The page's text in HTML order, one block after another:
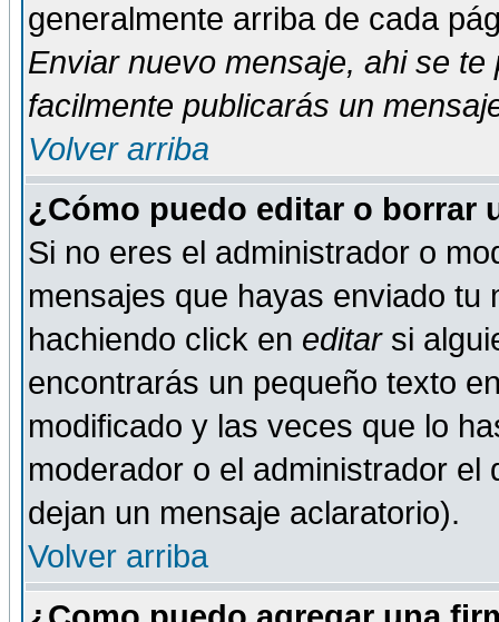
generalmente arriba de cada
Enviar nuevo mensaje, ahi se te
facilmente publicarás un
Volver arriba
¿Cómo puedo editar o borrar
Si no eres el administrador o
mensajes que hayas enviado tu
hachiendo click en editarsi
encontrarás un pequeño texto
modificado y las veces que lo
moderador o el administrador
dejan un mensaje aclaratorio).
Volver arriba